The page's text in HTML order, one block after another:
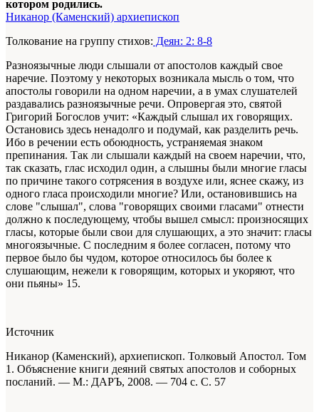
котором родились.
Никанор (Каменский) архиепископ
Толкование на группу стихов: Деян: 2: 8-8
Разноязычные люди слышали от апостолов каждый свое
наречие. Поэтому у некоторых возникала мысль о том, что
апостолы говорили на одном наречии, а в умах слушателей
раздавались разноязычные речи. Опровергая это, святой
Григорий Богослов учит: «Каждый слышал их говорящих.
Остановись здесь ненадолго и подумай, как разделить речь.
Ибо в речении есть обоюдность, устраняемая знаком
препинания. Так ли слышали каждый на своем наречии, что,
так сказать, глас исходил один, а слышны были многие гласы
по причине такого сотрясения в воздухе или, яснее скажу, из
одного гласа происходили многие? Или, остановившись на
слове "слышал", слова "говорящих своими гласами" отнести
должно к последующему, чтобы вышел смысл: произносящих
гласы, которые были свои для слушающих, а это значит: гласы
многоязычные. С последним я более согласен, потому что
первое было бы чудом, которое относилось бы более к
слушающим, нежели к говорящим, которых и укоряют, что
они пьяны» 15.
Источник
Никанор (Каменский), архиепископ. Толковый Апостол. Том
1. Объяснение книги деяний святых апостолов и соборных
посланий. — М.: ДАРЪ, 2008. — 704 с. С. 57